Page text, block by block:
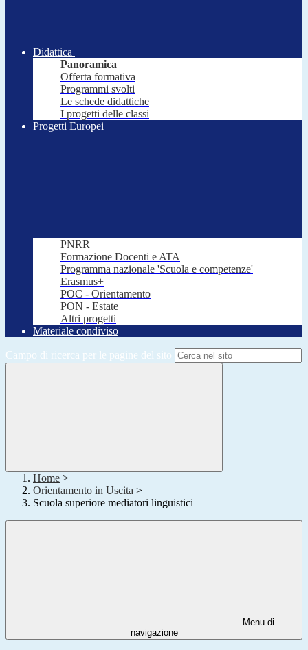
Didattica
Panoramica
Offerta formativa
Programmi svolti
Le schede didattiche
I progetti delle classi
Progetti Europei
PNRR
Formazione Docenti e ATA
Programma nazionale 'Scuola e competenze'
Erasmus+
POC - Orientamento
PON - Estate
Altri progetti
Materiale condiviso
Campo di ricerca per le pagine del sito
Home >
Orientamento in Uscita >
Scuola superiore mediatori linguistici
Menu di
navigazione